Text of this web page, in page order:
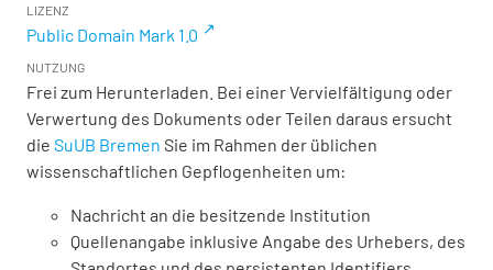
LIZENZ
Public Domain Mark 1.0
NUTZUNG
Frei zum Herunterladen. Bei einer Vervielfältigung oder
Verwertung des Dokuments oder Teilen daraus ersucht
die SuUB Bremen Sie im Rahmen der üblichen
wissenschaftlichen Gepflogenheiten um:
Nachricht an die besitzende Institution
Quellenangabe inklusive Angabe des Urhebers, des